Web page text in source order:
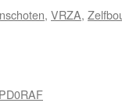
, VRZA,